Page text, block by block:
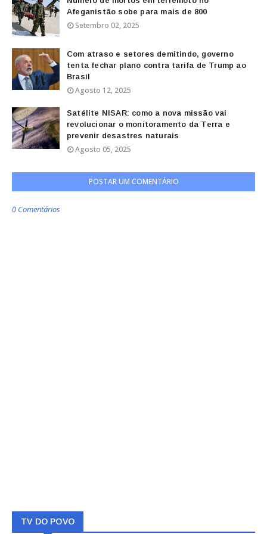
Afeganistão sobe para mais de 800
Setembro 02, 2025
Com atraso e setores demitindo, governo
tenta fechar plano contra tarifa de Trump ao
Brasil
Agosto 12, 2025
Satélite NISAR: como a nova missão vai
revolucionar o monitoramento da Terra e
prevenir desastres naturais
Agosto 05, 2025
POSTAR UM COMENTÁRIO
0 Comentários
TV DO POVO